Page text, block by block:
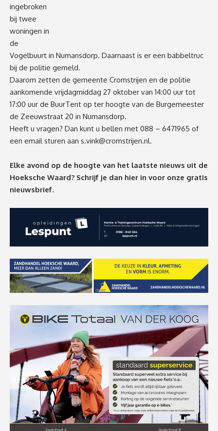
ingebroken
bij twee
woningen in
de
Vogelbuurt in Numansdorp. Daarnaast is er een babbeltruc
bij de politie gemeld.
Daarom zetten de gemeente Cromstrijen en de politie
aankomende vrijdagmiddag 27 oktober van 14:00 uur tot
17:00 uur de BuurTent op ter hoogte van de Burgemeester
de Zeeuwstraat 20 in Numansdorp.
Heeft u vragen? Dan kunt u bellen met 088 – 6471965 of
een email sturen aan s.vink@cromstrijen.nl.
Elke avond op de hoogte van het laatste nieuws uit de
Hoeksche Waard? Schrijf je dan hier in voor onze gratis
nieuwsbrief.